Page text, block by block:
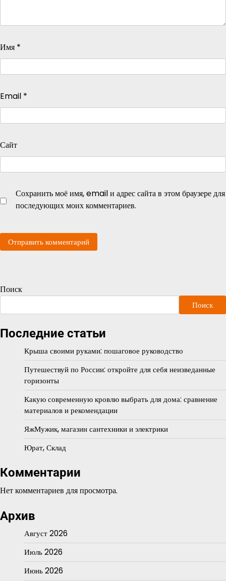
Имя *
Email *
Сайт
Сохранить моё имя, email и адрес сайта в этом браузере для
последующих моих комментариев.
Поиск
Поиск
Последние статьи
Крыша своими руками: пошаговое руководство
Путешествуй по России: откройте для себя неизведанные
горизонты
Какую современную кровлю выбрать для дома: сравнение
материалов и рекомендации
ЯжМужик, магазин сантехники и электрики
Юрат, Склад
Комментарии
Нет комментариев для просмотра.
Архив
Август 2026
Июль 2026
Июнь 2026